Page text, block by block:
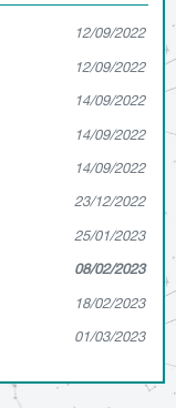
12/09/2022
12/09/2022
14/09/2022
14/09/2022
14/09/2022
23/12/2022
25/01/2023
08/02/2023
18/02/2023
01/03/2023